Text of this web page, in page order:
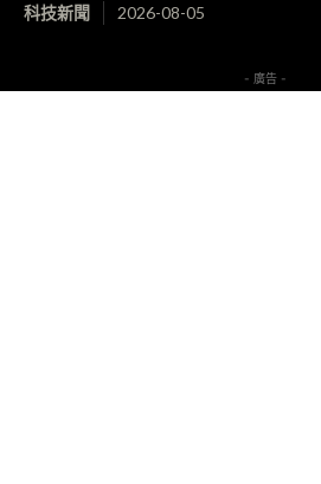
科技新聞 2026-08-05
- 廣告 -